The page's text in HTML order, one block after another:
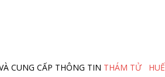
CUNG CẤP THÔNG TIN THÁM TỬ HUẾ